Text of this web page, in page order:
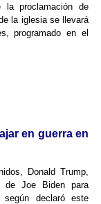
la proclamación de
la iglesia se llevará
programado en el
en guerra en
Donald Trump,
de Joe Biden para
declaró este